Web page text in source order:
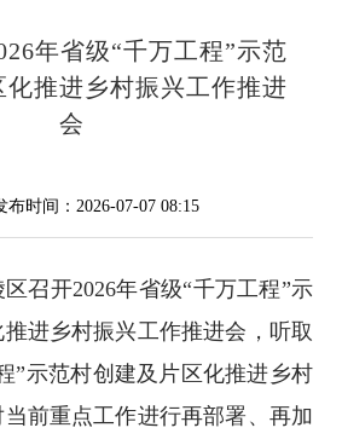
年省级“千万工程”示范
化推进乡村振兴工作推进
会
布时间：2026-07-07 08:15
召开2026年省级“千万工程”示
进乡村振兴工作推进会，听取
”示范村创建及片区化推进乡村
前重点工作进行再部署、再加